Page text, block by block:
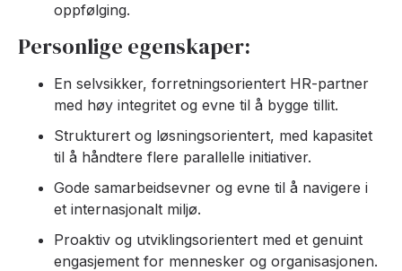
oppfølging.
Personlige egenskaper:
En selvsikker, forretningsorientert HR-partner
med høy integritet og evne til å bygge tillit.
Strukturert og løsningsorientert, med kapasitet
til å håndtere flere parallelle initiativer.
Gode samarbeidsevner og evne til å navigere i
et internasjonalt miljø.
Proaktiv og utviklingsorientert med et genuint
engasjement for mennesker og organisasjonen.